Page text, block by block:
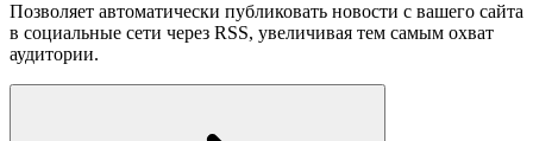
Позволяет автоматически публиковать новости с вашего сайта
в социальные сети через RSS, увеличивая тем самым охват
аудитории.